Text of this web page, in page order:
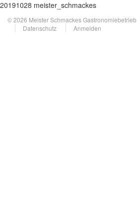
20191028 meister_schmackes
© 2026 Meister Schmackes Gastronomiebetrieb
Datenschutz
Anmelden